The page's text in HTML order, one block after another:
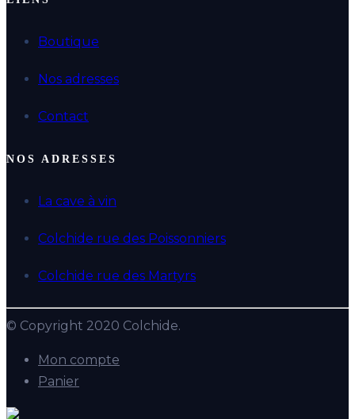
Boutique
Nos adresses
Contact
NOS ADRESSES
La cave à vin
Colchide rue des Poissonniers
Colchide rue des Martyrs
© Copyright 2020 Colchide.
Mon compte
Panier